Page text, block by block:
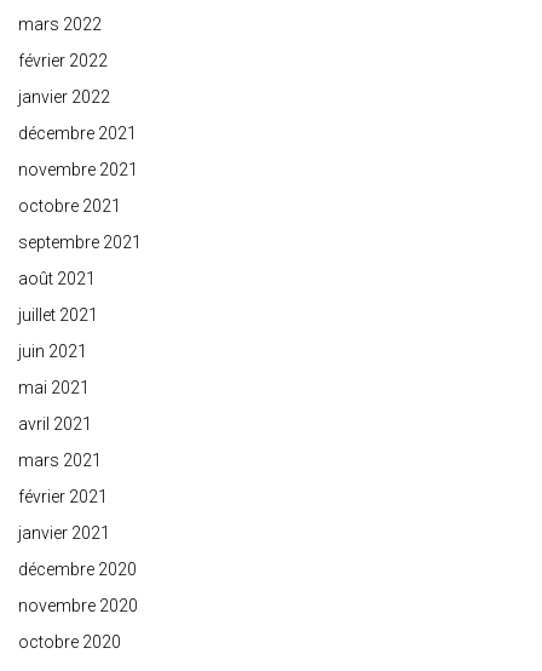
mars 2022
février 2022
janvier 2022
décembre 2021
novembre 2021
octobre 2021
septembre 2021
août 2021
juillet 2021
juin 2021
mai 2021
avril 2021
mars 2021
février 2021
janvier 2021
décembre 2020
novembre 2020
octobre 2020